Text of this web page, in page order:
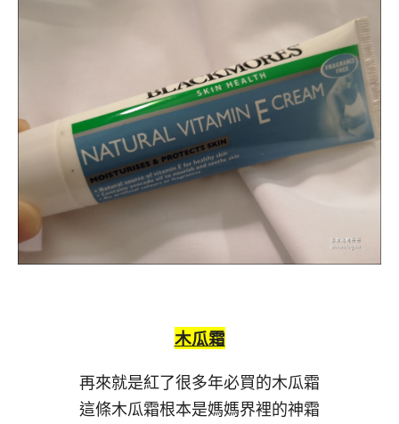
木瓜霜
再來就是紅了很多年必買的木瓜霜
這條木瓜霜根本是媽媽界裡的神霜